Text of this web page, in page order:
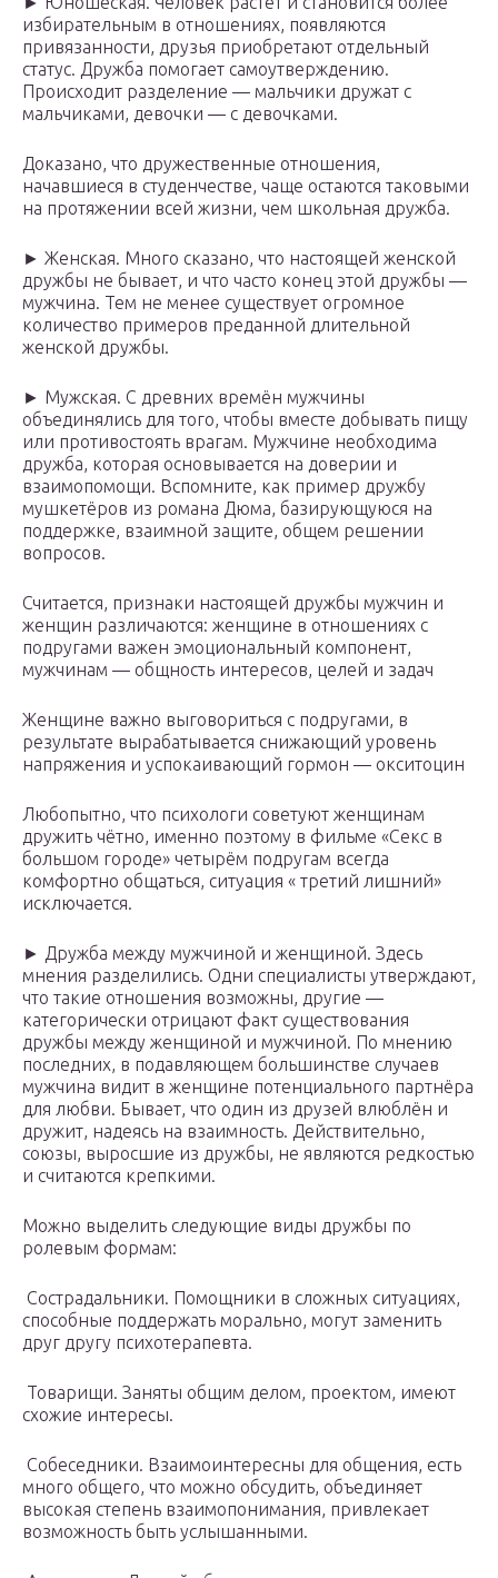
избирательным в отношениях, появляются
привязанности, друзья приобретают отдельный
статус. Дружба помогает самоутверждению.
Происходит разделение — мальчики дружат с
мальчиками, девочки — с девочками.
Доказано, что дружественные отношения,
начавшиеся в студенчестве, чаще остаются таковыми
на протяжении всей жизни, чем школьная дружба.
► Женская. Много сказано, что настоящей женской
дружбы не бывает, и что часто конец этой дружбы —
мужчина. Тем не менее существует огромное
количество примеров преданной длительной
женской дружбы.
► Мужская. С древних времён мужчины
объединялись для того, чтобы вместе добывать пищу
или противостоять врагам. Мужчине необходима
дружба, которая основывается на доверии и
взаимопомощи. Вспомните, как пример дружбу
мушкетёров из романа Дюма, базирующуюся на
поддержке, взаимной защите, общем решении
вопросов.
Считается, признаки настоящей дружбы мужчин и
женщин различаются: женщине в отношениях с
подругами важен эмоциональный компонент,
мужчинам — общность интересов, целей и задач
Женщине важно выговориться с подругами, в
результате вырабатывается снижающий уровень
напряжения и успокаивающий гормон — окситоцин
Любопытно, что психологи советуют женщинам
дружить чётно, именно поэтому в фильме «Секс в
большом городе» четырём подругам всегда
комфортно общаться, ситуация « третий лишний»
исключается.
► Дружба между мужчиной и женщиной. Здесь
мнения разделились. Одни специалисты утверждают,
что такие отношения возможны, другие —
категорически отрицают факт существования
дружбы между женщиной и мужчиной. По мнению
последних, в подавляющем большинстве случаев
мужчина видит в женщине потенциального партнёра
для любви. Бывает, что один из друзей влюблён и
дружит, надеясь на взаимность. Действительно,
союзы, выросшие из дружбы, не являются редкостью
и считаются крепкими.
Можно выделить следующие виды дружбы по
ролевым формам:
️ Сострадальники. Помощники в сложных ситуациях,
способные поддержать морально, могут заменить
друг другу психотерапевта.
️ Товарищи. Заняты общим делом, проектом, имеют
схожие интересы.
️ Собеседники. Взаимоинтересны для общения, есть
много общего, что можно обсудить, объединяет
высокая степень взаимопонимания, привлекает
возможность быть услышанными.